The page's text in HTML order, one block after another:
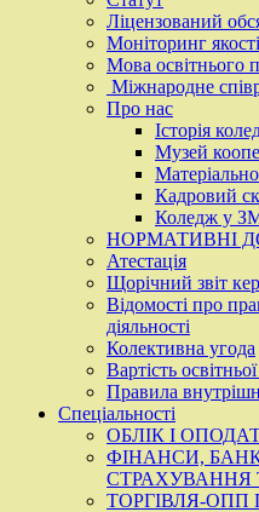
Ліцензований
Моніторинг
Мова освітнього
Міжнародне
Про нас
Історія
Музей
Кадровий
Коледж у
НОРМАТИВНІ
Атестація
Щорічний звіт
Відомості про
діяльності
Колективна угода
Вартість
Правила
Спеціальності
ОБЛІК І
ФІНАНСИ,
ТОРГІВЛЯ-ОПП